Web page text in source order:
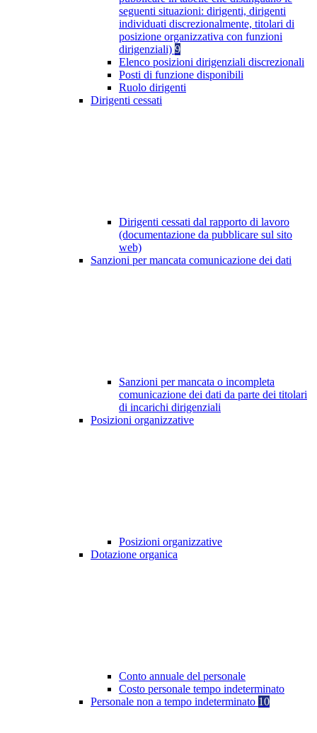
seguenti situazioni: dirigenti, dirigenti
individuati discrezionalmente, titolari di
posizione organizzativa con funzioni
dirigenziali) 9
Elenco posizioni dirigenziali discrezionali
Posti di funzione disponibili
Ruolo dirigenti
Dirigenti cessati
Dirigenti cessati dal rapporto di lavoro
(documentazione da pubblicare sul sito
web)
Sanzioni per mancata comunicazione dei dati
Sanzioni per mancata o incompleta
comunicazione dei dati da parte dei titolari
di incarichi dirigenziali
Posizioni organizzative
Posizioni organizzative
Dotazione organica
Conto annuale del personale
Costo personale tempo indeterminato
Personale non a tempo indeterminato 10